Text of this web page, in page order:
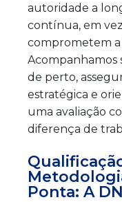
autoridade a
contínua, em
comprometem
Acompanhamos
de perto,
estratégica e
uma avaliação
diferença de
Ponta: A